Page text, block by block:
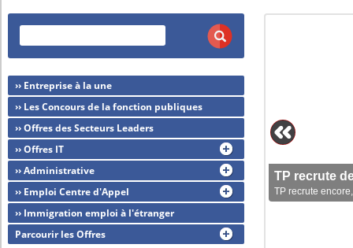
TP recrute
TP recrute
›› Entreprise à la une
›› Les Concours de la fonction publiques
›› Offres des Secteurs Leaders
›› Offres IT
›› Administrative
›› Emploi Centre d'Appel
›› Immigration emploi à l'étranger
Parcourir les Offres